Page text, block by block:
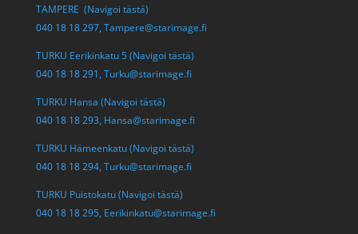
TAMPERE (Navigoi tästä)
040 18 18 297, Tampere@starimage.fi
TURKU Eerikinkatu 5 (Navigoi tästä)
040 18 18 291, Turku@starimage.fi
TURKU Hansa (Navigoi tästä)
040 18 18 293, Hansa@starimage.fi
TURKU Hämeenkatu (Navigoi tästä)
040 18 18 294, Turku@starimage.fi
TURKU Puistokatu (Navigoi tästä)
040 18 18 295, Eerikinkatu@starimage.fi